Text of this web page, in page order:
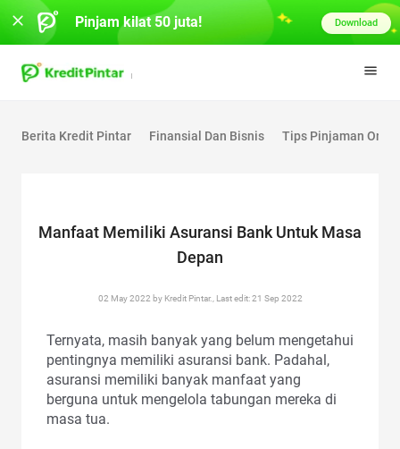
Berita Kredit Pintar Finansial Dan Bisnis Tips Pinjaman
Manfaat Memiliki Asuransi Bank Untuk Masa
Depan
02 May 2022 by Kredit Pintar., Last edit: 21 Sep 2022
Ternyata, masih banyak yang belum mengetahui
pentingnya memiliki asuransi bank. Padahal,
asuransi memiliki banyak manfaat yang
berguna untuk mengelola tabungan mereka di
masa tua.
Pinjam kilat 50 juta! Download